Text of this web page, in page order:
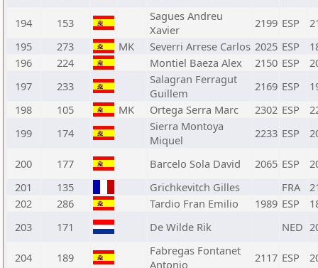
194 153
Sagues Andreu
Xavier
2199 ESP
195
273 MK Severri Arrese Carlos 2025 ESP
196
224 Montiel Baeza Alex 2150 ESP
197
233
Salagran Ferragut
Guillem
2169 ESP
198
105 MK Ortega Serra Marc 2302 ESP
199
174
Sierra Montoya
Miquel
2233 ESP
200 177 Barcelo Sola David 2065 ESP
201
135 Grichkevitch Gilles FRA
202
286 Tardio Fran Emilio 1989 ESP
203
171 De Wilde Rik NED
204 189
Fabregas Fontanet
Antonio
2117 ESP